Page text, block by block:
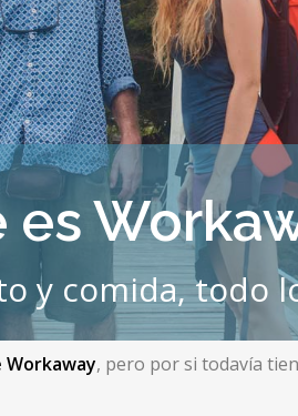
es
y comida, todo
, pero por si todavía